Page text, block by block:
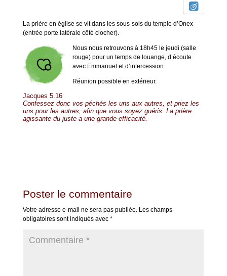
La prière en église se vit dans les sous-sols du temple d’Onex
(entrée porte latérale côté clocher).
Nous nous retrouvons à 18h45 le jeudi (salle
rouge) pour un temps de louange, d’écoute
avec Emmanuel et d’intercession.
Réunion possible en extérieur.
Jacques 5.16
Confessez donc vos péchés les uns aux autres, et priez les
uns pour les autres, afin que vous soyez guéris. La prière
agissante du juste a une grande efficacité.
Poster le commentaire
Votre adresse e-mail ne sera pas publiée. Les champs
obligatoires sont indiqués avec *